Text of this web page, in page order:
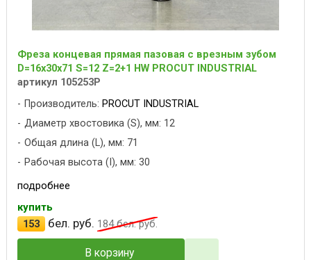
Фреза концевая прямая пазовая с врезным зубом
D=16x30x71 S=12 Z=2+1 HW PROCUT INDUSTRIAL
артикул 105253P
Производитель: PROCUT INDUSTRIAL
Диаметр хвостовика (S), мм: 12
Общая длина (L), мм: 71
Рабочая высота (I), мм: 30
подробнее
купить
153
бел. руб. 184бел. руб.
В корзину